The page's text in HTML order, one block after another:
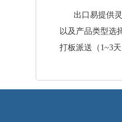
出口易提供
以及产品类型选
打板派送（1~3